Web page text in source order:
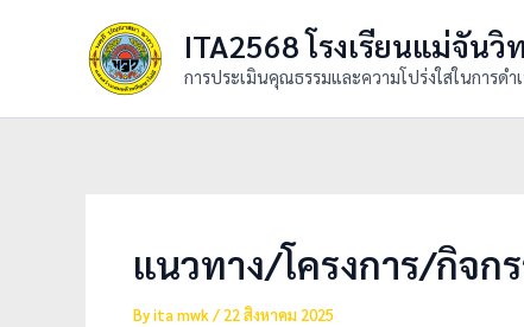
ITA2568 โรงเรียนแม่จันวิ
การประเมินคุณธรรมและความโปร่งใสในการ
แนวทาง/โครงการ/กิจก
Byita mwk/ 22 สิงหาคม 2025